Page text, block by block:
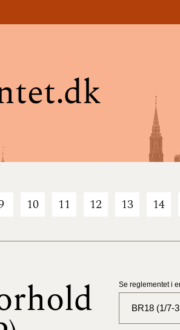
10 11 12 13 14
Se reglementet i
BR18 (1/7-